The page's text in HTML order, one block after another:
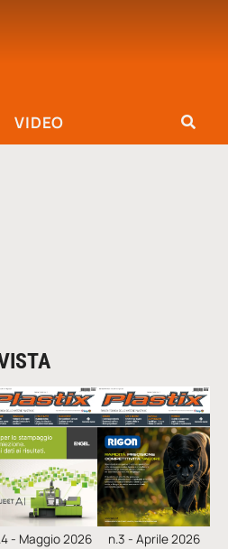
VIDEO
- Maggio 2026 n.3 - Aprile 2026